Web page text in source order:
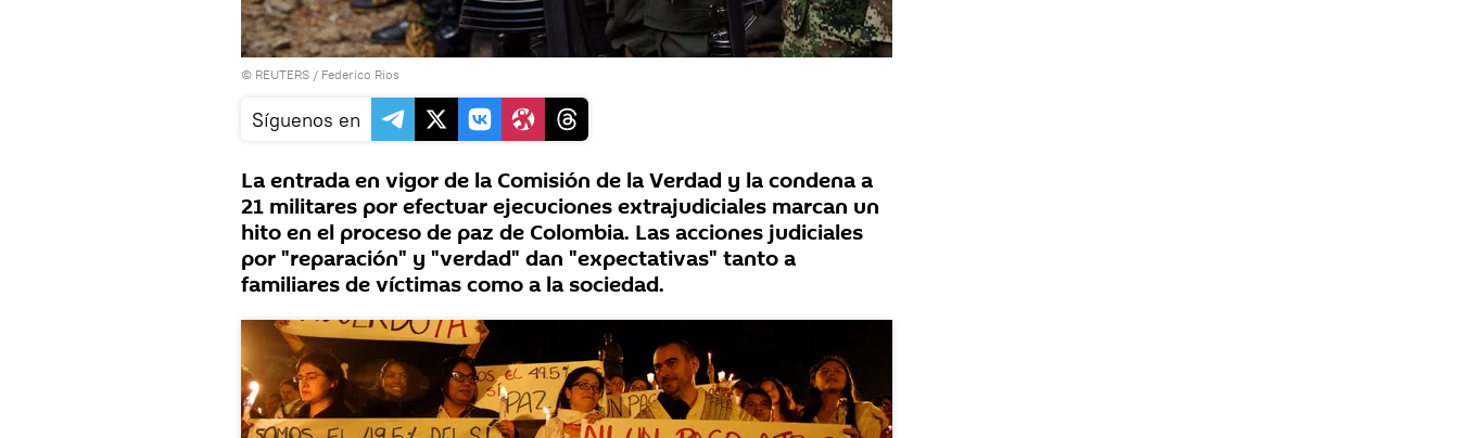
© REUTERS / Federico Rios
Síguenos en
La entrada en vigor de la Comisión de la Verdad y la condena a
21 militares por efectuar ejecuciones extrajudiciales marcan un
hito en el proceso de paz de Colombia. Las acciones judiciales
por "reparación" y "verdad" dan "expectativas" tanto a
familiares de víctimas como a la sociedad.